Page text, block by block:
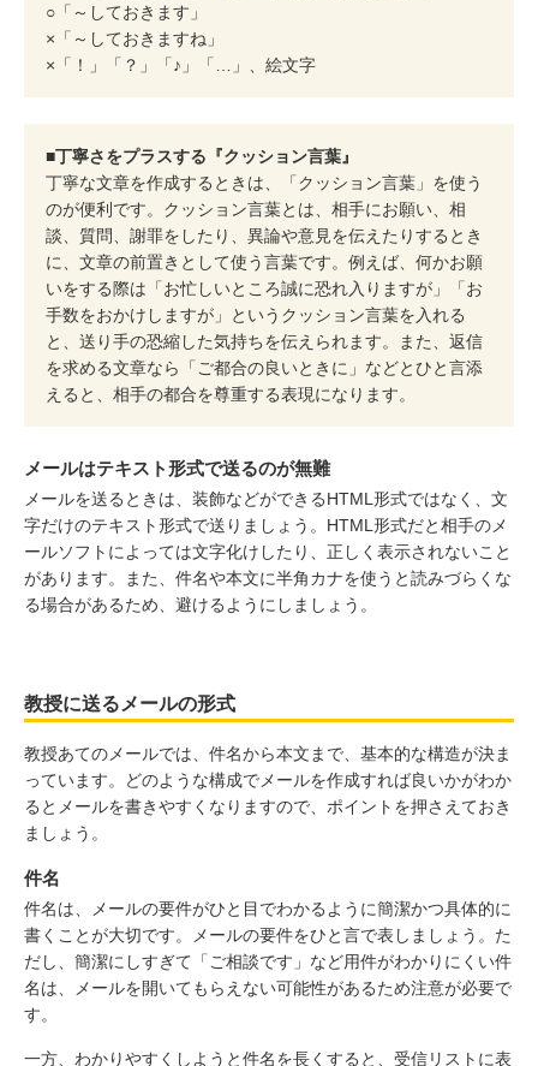
○「～しておきます」
×「～しておきますね」
×「！」「？」「♪」「…」、絵文字
■丁寧さをプラスする『クッション言葉』
丁寧な文章を作成するときは、「クッション言葉」を使う
のが便利です。クッション言葉とは、相手にお願い、相
談、質問、謝罪をしたり、異論や意見を伝えたりするとき
に、文章の前置きとして使う言葉です。例えば、何かお願
いをする際は「お忙しいところ誠に恐れ入りますが」「お
手数をおかけしますが」というクッション言葉を入れる
と、送り手の恐縮した気持ちを伝えられます。また、返信
を求める文章なら「ご都合の良いときに」などとひと言添
えると、相手の都合を尊重する表現になります。
メールはテキスト形式で送るのが無難
メールを送るときは、装飾などができるHTML形式ではなく、文
字だけのテキスト形式で送りましょう。HTML形式だと相手のメ
ールソフトによっては文字化けしたり、正しく表示されないこと
があります。また、件名や本文に半角カナを使うと読みづらくな
る場合があるため、避けるようにしましょう。
教授に送るメールの形式
教授あてのメールでは、件名から本文まで、基本的な構造が決ま
っています。どのような構成でメールを作成すれば良いかがわか
るとメールを書きやすくなりますので、ポイントを押さえておき
ましょう。
件名
件名は、メールの要件がひと目でわかるように簡潔かつ具体的に
書くことが大切です。メールの要件をひと言で表しましょう。た
だし、簡潔にしすぎて「ご相談です」など用件がわかりにくい件
名は、メールを開いてもらえない可能性があるため注意が必要で
す。
一方、わかりやすくしようと件名を長くすると、受信リストに表